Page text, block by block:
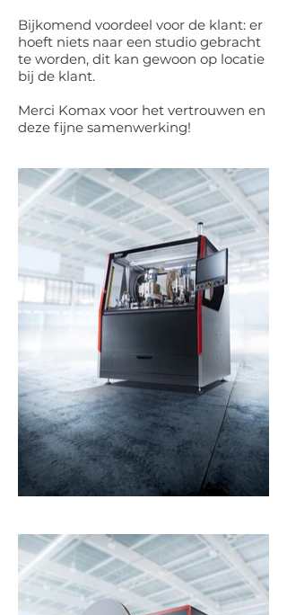
Bijkomend voordeel voor de klant: er
hoeft niets naar een studio gebracht
te worden, dit kan gewoon op locatie
bij de klant.
Merci Komax voor het vertrouwen en
deze fijne samenwerking!